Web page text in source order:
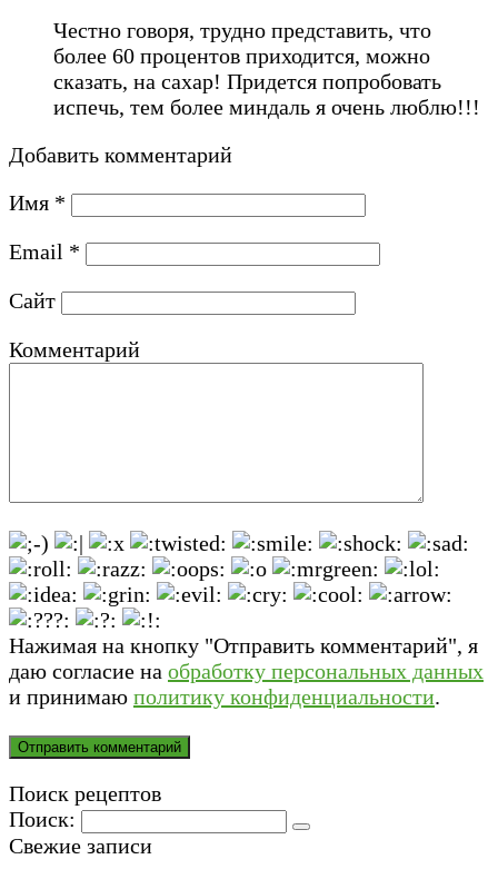
Честно говоря, трудно представить, что
более 60 процентов приходится, можно
сказать, на сахар! Придется попробовать
испечь, тем более миндаль я очень люблю!!!
Добавить комментарий
Имя *
Email *
Сайт
Комментарий
Нажимая на кнопку "Отправить комментарий", я
даю согласие на обработку персональных данных
и принимаю политику конфиденциальности.
Поиск рецептов
Поиск:
Свежие записи